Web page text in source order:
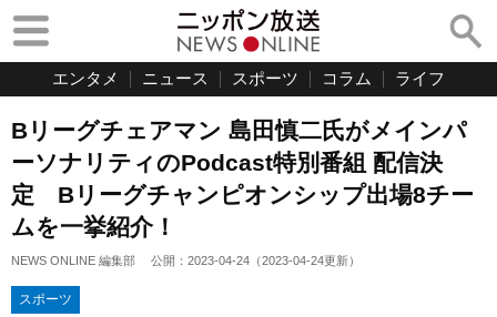
エンタメ ニュース スポーツ コラム ライフ
Bリーグチェアマン 島田慎二氏がメインパ
ーソナリティのPodcast特別番組 配信決
定 Bリーグチャンピオンシップ出場8チー
ムを一挙紹介！
NEWS ONLINE 編集部 公開： 2023-04-24 （2023-04-24更新）
スポーツ